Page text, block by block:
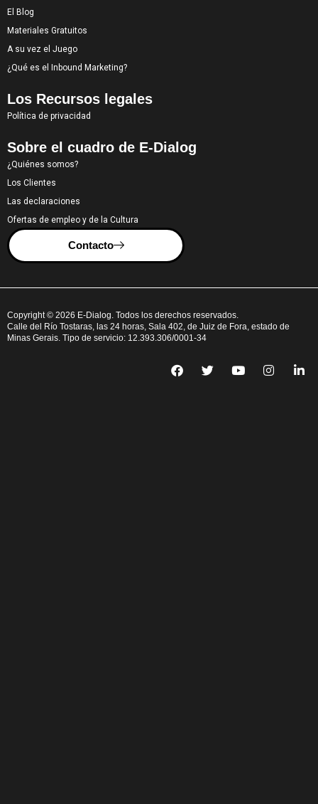
El Blog
Materiales Gratuitos
A su vez el Juego
¿Qué es el Inbound Marketing?
Los Recursos legales
Política de privacidad
Sobre el cuadro de E-Dialog
¿Quiénes somos?
Los Clientes
Las declaraciones
Ofertas de empleo y de la Cultura
Contacto
Copyright © 2026 E-Dialog. Todos los derechos reservados.
Calle del Río Tostaras, las 24 horas, Sala 402, de Juiz de Fora, estado de
Minas Gerais. Tipo de servicio: 12.393.306/0001-34